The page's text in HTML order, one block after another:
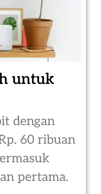
untuk
dengan
60 ribuan
pertama.